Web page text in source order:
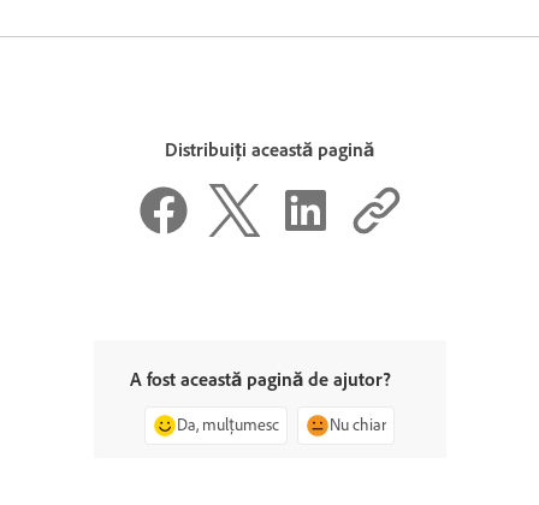
Distribuiți această pagină
A fost această pagină de ajutor?
Da, mulțumesc Nu chiar